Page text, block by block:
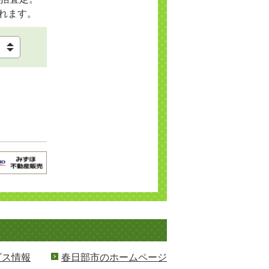
ます。
情報 春日部市のホームページ